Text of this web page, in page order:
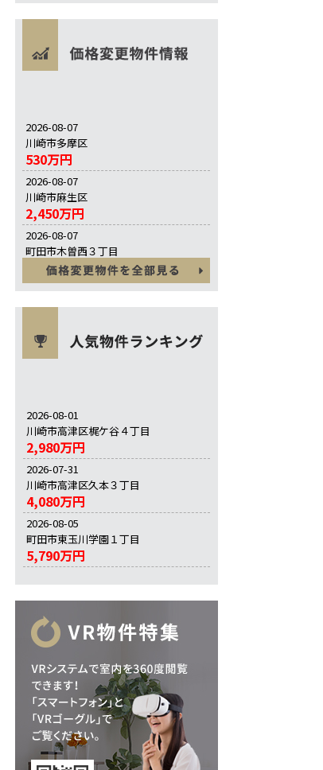
2026-08-07
川崎市多摩区
530万円
2026-08-07
川崎市麻生区
2,450万円
2026-08-07
町田市木曽西３丁目
5,280万円
2026-08-01
川崎市高津区梶ケ谷４丁目
2,980万円
2026-07-31
川崎市高津区久本３丁目
4,080万円
2026-08-05
町田市東玉川学園１丁目
5,790万円